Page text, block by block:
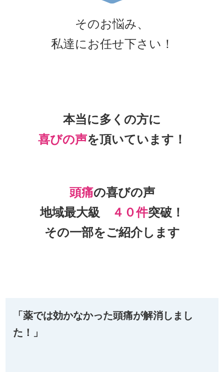
そのお悩み、
私達にお任せ下さい！
本当に多くの方に
喜びの声を頂いています！
頭痛の喜びの声
地域最大級
４０件突破！
その一部をご紹介します
「薬では効かなかった頭痛が解消しまし
た！」